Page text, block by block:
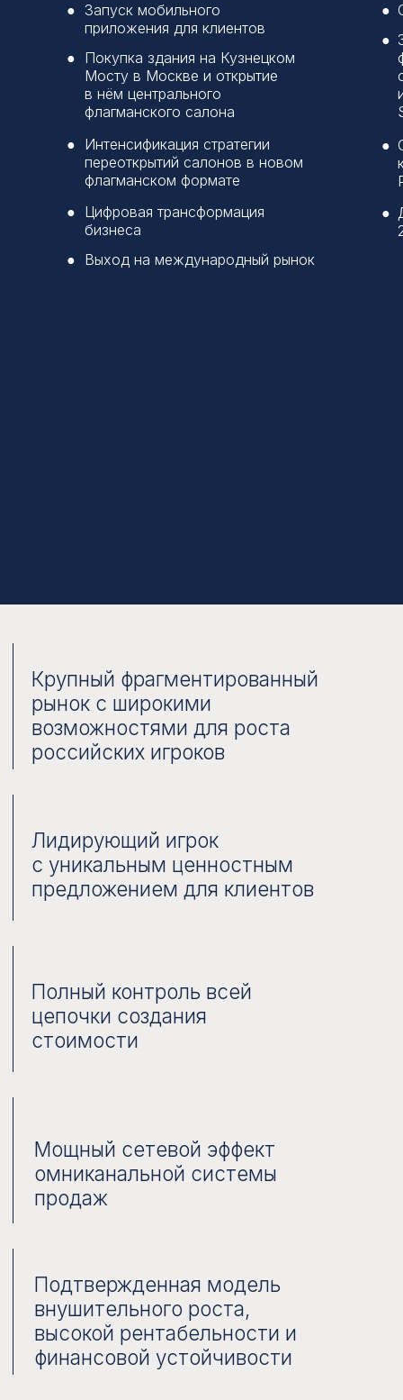
● Запуск мобильного
приложения для клиентов
● Интенсификация стратегии
переоткрытий салонов в новом
флагманском формате
● Покупка здания на Кузнецком
Мосту в Москве и открытие
в нём центрального
флагманского салона
● Цифровая трансформация
бизнеса
● Выход на международный рынок
●
●
●
●